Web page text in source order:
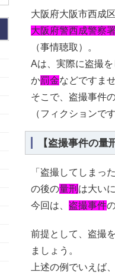
大阪府大阪市西成
大阪府警西成警察
（事情聴取）。
Aは、実際に盗撮を
か罰金などですま
そこで、盗撮事件
（フィクションです
【盗撮事件の量
「盗撮してしまっ
の後の量刑 は大い
今回は、 盗撮事件
前提として、盗撮
ましょう。
上述の例でいえば